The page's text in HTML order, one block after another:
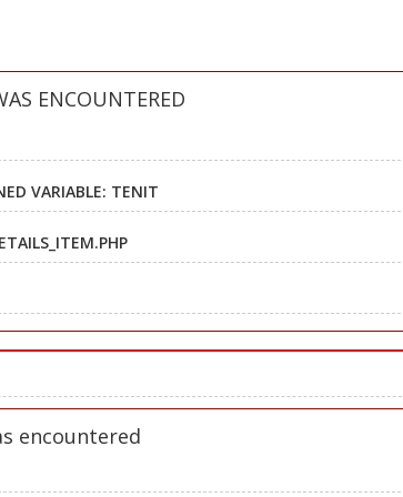
ENCOUNTERED
VARIABLE: TENIT
encountered